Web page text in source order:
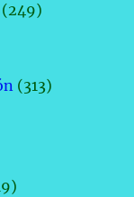
(249)
(313)